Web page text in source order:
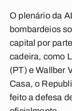
O plenário da
bombardeios
capital por
cadeira, como
(PT) e Wallber
Casa, o
feito a defesa